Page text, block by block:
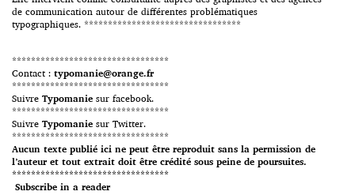
de communication autour de différentes problématiques
typographiques. *********************************
*********************************
Contact : typomanie@orange.fr
*********************************
Suivre Typomanie sur facebook.
*********************************
Suivre Typomanie sur Twitter.
*********************************
Aucun texte publié ici ne peut être reproduit sans la permission de
l’auteur et tout extrait doit être crédité sous peine de poursuites.
*********************************
Subscribe in a reader